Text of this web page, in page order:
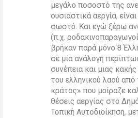
μεγάλο ποσοστό της
ουσιαστικά αεργία,
σωστό. Και εγώ ξέρω
(π.χ.
βρήκαν παρά μόνο 8
σε μία ανάλογη
συνέπεια και μιας
του ελληνικού λαού από
κράτος» που μοίραζε
θέσεις αεργίας στο
Τοπική Αυτοδιοίκηση,